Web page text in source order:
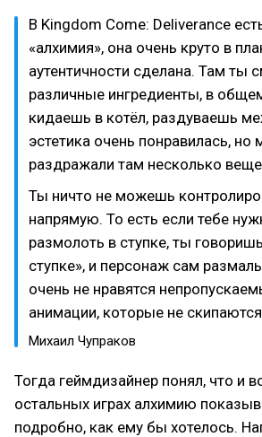
В Kingdom Come: Deliverance
«алхимия», она очень круто в
аутентичности сделана. Там ты
различные ингредиенты, в
кидаешь в котёл, раздуваешь
эстетика очень понравилась, но
раздражали там несколько
Ты ничто не можешь
напрямую. То есть если тебе
размолоть в ступке, ты
ступке», и персонаж сам
очень не нравятся
анимации, которые не
Михаил Чупраков
Тогда геймдизайнер понял, что и
остальных играх алхимию
подробно, как ему бы хотелось.